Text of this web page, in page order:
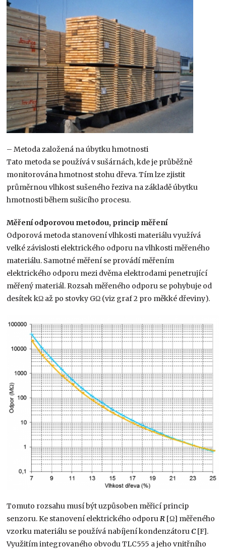
– Metoda založená na úbytku hmotnosti
Tato metoda se používá v sušárnách, kde je průběžně
monitorována hmotnost stohu dřeva. Tím lze zjistit
průměrnou vlhkost sušeného řeziva na základě úbytku
hmotnosti během sušicího procesu.
Měření odporovou metodou, princip měření
Odporová metoda stanovení vlhkosti materiálu využívá
velké závislosti elektrického odporu na vlhkosti měřeného
materiálu. Samotné měření se provádí měřením
elektrického odporu mezi dvěma elektrodami penetrující
měřený materiál. Rozsah měřeného odporu se pohybuje od
desítek kΩ až po stovky GΩ (viz graf 2 pro měkké dřeviny).
Tomuto rozsahu musí být uzpůsoben měřicí princip
senzoru. Ke stanovení elektrického odporuR [Ω] měřeného
vzorku materiálu se používá nabíjení kondenzátoruC[F].
Využitím integrovaného obvodu TLC555 a jeho vnitřního